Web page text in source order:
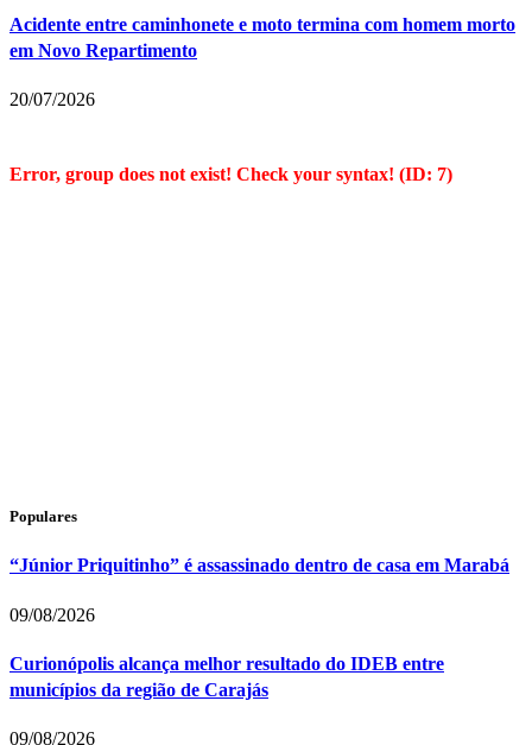
Acidente entre caminhonete e moto termina com homem morto
em Novo Repartimento
20/07/2026
Error, group does not exist! Check your syntax! (ID: 7)
Populares
“Júnior Priquitinho” é assassinado dentro de casa em Marabá
09/08/2026
Curionópolis alcança melhor resultado do IDEB entre
municípios da região de Carajás
09/08/2026